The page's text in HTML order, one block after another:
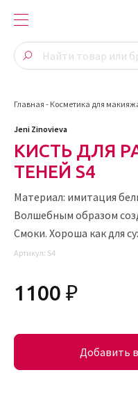
Главная - Косметика для
Jeni Zinovieva
КИСТЬ ДЛЯ
ТЕНЕЙ S4
Материал: имитация
Волшебным образом
Смоки. Хороша как для
Артикул: S4
1100 ₽
Добавить